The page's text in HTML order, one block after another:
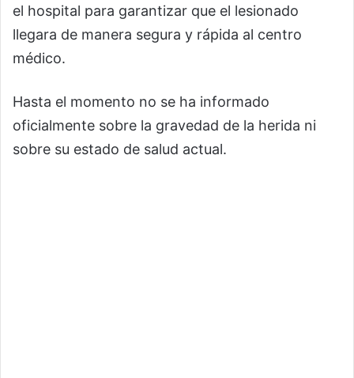
el hospital para garantizar que el lesionado
llegara de manera segura y rápida al centro
médico.
Hasta el momento no se ha informado
oficialmente sobre la gravedad de la herida ni
sobre su estado de salud actual.